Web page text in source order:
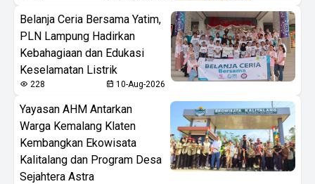
Belanja Ceria Bersama Yatim,
PLN Lampung Hadirkan
Kebahagiaan dan Edukasi
Keselamatan Listrik
228 10-Aug-2026
Yayasan AHM Antarkan
Warga Kemalang Klaten
Kembangkan Ekowisata
Kalitalang dan Program Desa
Sejahtera Astra